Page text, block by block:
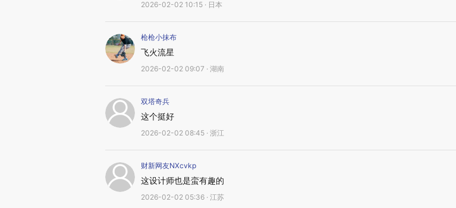
2026-02-02 10:15 · 日本
枪枪小抹布
飞火流星
2026-02-02 09:07 · 湖南
双塔奇兵
这个挺好
2026-02-02 08:45 · 浙江
财新网友NXcvkp
这设计师也是蛮有趣的
2026-02-02 05:36 · 江苏